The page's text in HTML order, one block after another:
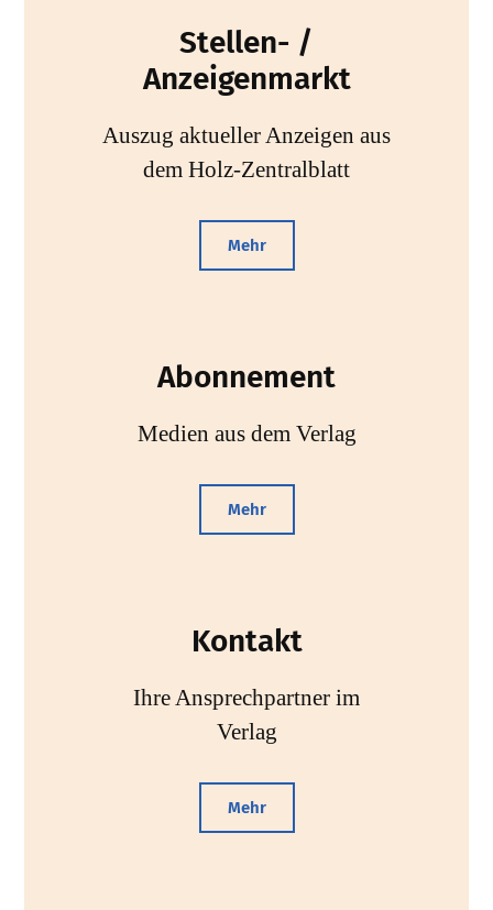
Stellen- /
Anzeigenmarkt
Auszug aktueller Anzeigen aus
dem Holz-Zentralblatt
Mehr
Abonnement
Medien aus dem Verlag
Mehr
Kontakt
Ihre Ansprechpartner im
Verlag
Mehr